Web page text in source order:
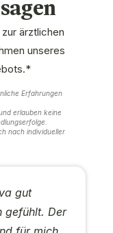
ärztlichen
unseres
Erfahrungen
erlauben keine
nach individueller
gut
gefühlt. Der